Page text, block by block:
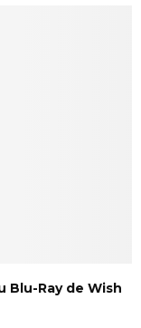
Blu-Ray de Wish